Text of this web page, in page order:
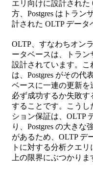
エリ向けに設計された
方、Postgres はトラン
計された OLTP データ
OLTP、すなわちオン
ータベースは、トラ
設計されています。こ
は、Postgres がその代
ベースに一連の更新を
必ず成功するか失敗
することです。こうし
ション保証は、OLTP
り、Postgres の大き
があるため、OLTP デ
トに対する分析クエ
上の限界にぶつかりま